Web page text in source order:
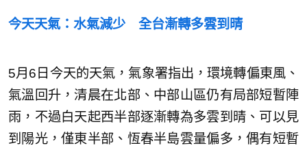
今天天氣：水氣減少 全台漸轉多雲到晴
5月6日今天的天氣，氣象署指出，環境轉偏東風、
氣溫回升，清晨在北部、中部山區仍有局部短暫陣
雨，不過白天起西半部逐漸轉為多雲到晴、可以見
到陽光，僅東半部、恆春半島雲量偏多，偶有短暫